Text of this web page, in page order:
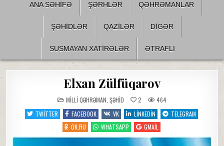
ANA SƏHİFƏ ŞƏRHLƏR QƏHRƏMANLAR
ŞƏHIDLƏR QAZILƏR DIGƏR
SUSMAYAN XATİRƏLƏR ƏTRAFLI
Elxan Zülfüqarov
POSTED
IN
MILLI QƏHRƏMAN ŞƏHID 2
464
TWITTER
FACEBOOK VK LINKEDIN
TELEGRAM
OK.RU
WHATSAPP GMAIL